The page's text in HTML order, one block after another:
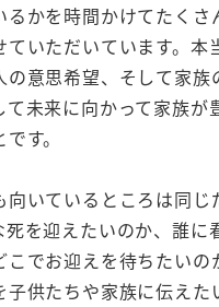
るかを時間かけてたくさ
ていただいています。本
の意思希望、そして家族
て未来に向かって家族が
す。
向いているところは同じ
死を迎えたいのか、誰に
こでお迎えを待ちたいの
子供たちや家族に伝えた